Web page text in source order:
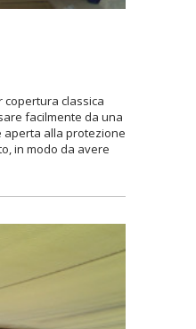
copertura classica
facilmente da una
aperta alla protezione
in modo da avere